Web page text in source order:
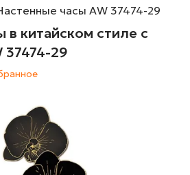
часы AW 37474-29
в китайском стиле с
37474-29